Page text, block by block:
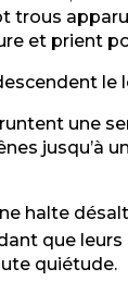
et prient
le
une
jusqu’à
halte
que
quiétude.